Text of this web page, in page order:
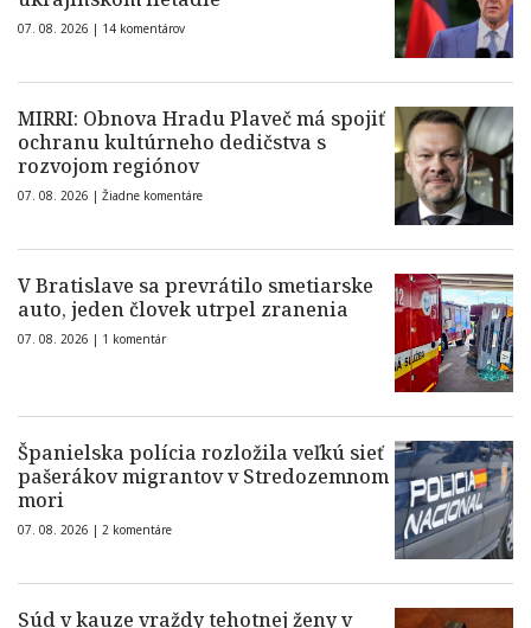
07. 08. 2026 | 14 komentárov
MIRRI: Obnova Hradu Plaveč má spojiť
ochranu kultúrneho dedičstva s
rozvojom regiónov
07. 08. 2026 | Žiadne komentáre
V Bratislave sa prevrátilo smetiarske
auto, jeden človek utrpel zranenia
07. 08. 2026 | 1 komentár
Španielska polícia rozložila veľkú sieť
pašerákov migrantov v Stredozemnom
mori
07. 08. 2026 | 2 komentáre
Súd v kauze vraždy tehotnej ženy v